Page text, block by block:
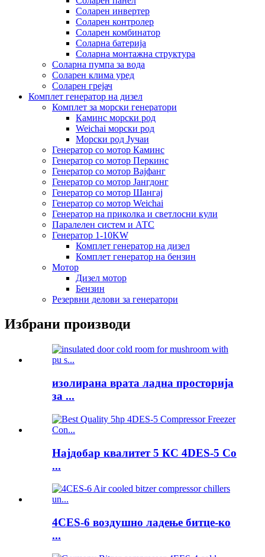
Соларен инвертер
Соларен контролер
Соларен комбинатор
Соларна батерија
Соларна монтажна структура
Соларна пумпа за вода
Соларен клима уред
Соларен грејач
Комплет генератор на дизел
Комплет за морски генератори
Каминс морски род
Weichai морски род
Морски род Јучаи
Генератор со мотор Каминс
Генератор со мотор Перкинс
Генератор со мотор Вајфанг
Генератор со мотор Јангдонг
Генератор со мотор Шангај
Генератор со мотор Weichai
Генератор на приколка и светлосни кули
Паралелен систем и АТС
Генератор 1-10KW
Комплет генератор на дизел
Комплет генератор на бензин
Мотор
Дизел мотор
Бензин
Резервни делови за генератори
Избрани производи
изолирана врата ладна просторија
за ...
Најдобар квалитет 5 КС 4DES-5 Co
...
4CES-6 воздушно ладење битце-ко
...